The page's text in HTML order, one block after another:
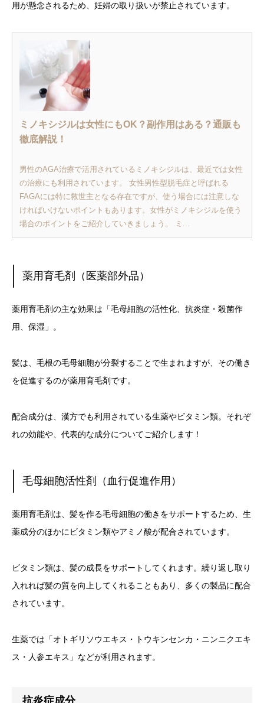
用が懸念されるため、妊婦の取り扱いが禁止されています。
ミノキシジルは女性にもOK？副作用はある？通販も
徹底解説！
男性のAGA治療で活用されているミノキシジルは、最近では女性
の治療にも利用されています。 女性男性型脱毛症と呼ばれる
FAGAには特に救世主となる存在ですが、使う場合には注意しな
ければいけないポイントもあります。女性がミノキシジルを使う
場合のポイントをご紹介していきましょう。 ミ...
薬用育毛剤（医薬部外品）
薬用育毛剤の主な効果は「毛母細胞の活性化、抗炎症・殺菌作
用、保湿」。
髪は、毛根の毛母細胞が分裂することで生まれますが、その働き
を促進するのが薬用育毛剤です。
配合成分は、漢方でも利用されている生薬やビタミン類。それぞ
れの効能や、代表的な成分についてご紹介します！
毛母細胞活性剤（血行促進作用）
薬用育毛剤は、髪を作る毛母細胞の働きをサポートするため、生
薬成分のほかにビタミン類やアミノ酸が配合されています。
ビタミン類は、髪の成長をサポートしてくれます。繰り返し取り
入れれば髪の質を向上してくれることもあり、多くの製品に配合
されています。
生薬では「オトギリソウエキス・トウキンセンカ・ニンニクエキ
ス・人参エキス」などが利用されます。
抗炎症成分